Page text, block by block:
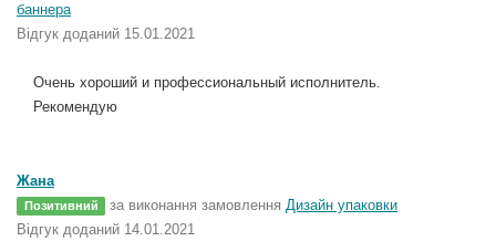
баннера
Відгук доданий 15.01.2021
Очень хороший и профессиональный исполнитель.
Рекомендую
Жана
Позитивний за виконання замовленняДизайн упаковки
Відгук доданий 14.01.2021